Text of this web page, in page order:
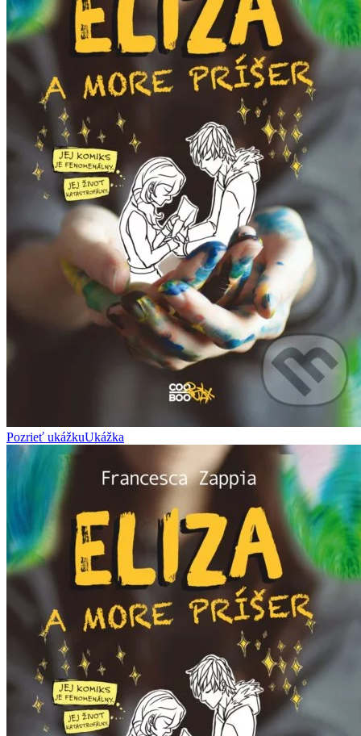
Pozrieť ukážkuUkážka